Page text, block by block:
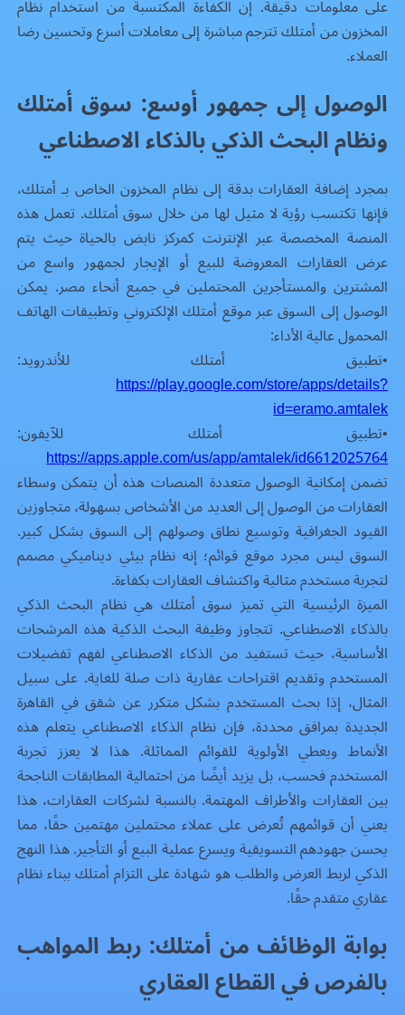
على معلومات دقيقة. إن الكفاءة المكتسبة من استخدام نظام
المخزون من أمتلك تترجم مباشرة إلى معاملات أسرع وتحسين رضا
العملاء.
الوصول إلى جمهور أوسع: سوق أمتلك
ونظام البحث الذكي بالذكاء الاصطناعي
بمجرد إضافة العقارات بدقة إلى نظام المخزون الخاص بـ أمتلك،
فإنها تكتسب رؤية لا مثيل لها من خلال سوق أمتلك. تعمل هذه
المنصة المخصصة عبر الإنترنت كمركز نابض بالحياة حيث يتم
عرض العقارات المعروضة للبيع أو الإيجار لجمهور واسع من
المشترين والمستأجرين المحتملين في جميع أنحاء مصر. يمكن
الوصول إلى السوق عبر موقع أمتلك الإلكتروني وتطبيقات الهاتف
المحمول عالية الأداء:
•تطبيق أمتلك للأندرويد:
https://play.google.com/store/apps/details?
id=eramo.amtalek
•تطبيق أمتلك للآيفون:
https://apps.apple.com/us/app/amtalek/id6612025764
تضمن إمكانية الوصول متعددة المنصات هذه أن يتمكن وسطاء
العقارات من الوصول إلى العديد من الأشخاص بسهولة، متجاوزين
القيود الجغرافية وتوسيع نطاق وصولهم إلى السوق بشكل كبير.
السوق ليس مجرد موقع قوائم؛ إنه نظام بيئي ديناميكي مصمم
لتجربة مستخدم مثالية واكتشاف العقارات بكفاءة.
الميزة الرئيسية التي تميز سوق أمتلك هي نظام البحث الذكي
بالذكاء الاصطناعي. تتجاوز وظيفة البحث الذكية هذه المرشحات
الأساسية، حيث تستفيد من الذكاء الاصطناعي لفهم تفضيلات
المستخدم وتقديم اقتراحات عقارية ذات صلة للغاية. على سبيل
المثال، إذا بحث المستخدم بشكل متكرر عن شقق في القاهرة
الجديدة بمرافق محددة، فإن نظام الذكاء الاصطناعي يتعلم هذه
الأنماط ويعطي الأولوية للقوائم المماثلة. هذا لا يعزز تجربة
المستخدم فحسب، بل يزيد أيضًا من احتمالية المطابقات الناجحة
بين العقارات والأطراف المهتمة. بالنسبة لشركات العقارات، هذا
يعني أن قوائمهم تُعرض على عملاء محتملين مهتمين حقًا، مما
يحسن جهودهم التسويقية ويسرع عملية البيع أو التأجير. هذا النهج
الذكي لربط العرض والطلب هو شهادة على التزام أمتلك ببناءنظام
عقاريمتقدم حقًا.
بوابة الوظائف من أمتلك: ربط المواهب
بالفرص في القطاع العقاري